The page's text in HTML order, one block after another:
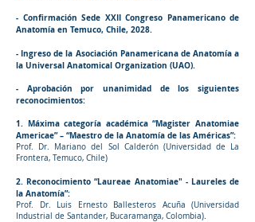
- Confirmación Sede XXII Congreso Panamericano de
Anatomía en Temuco, Chile, 2028.
- Ingreso de la Asociación Panamericana de Anatomía a
la Universal Anatomical Organization (UAO).
- Aprobación por unanimidad de los siguientes
reconocimientos:
1. Máxima categoría académica “Magister Anatomiae
Americae” – “Maestro de la Anatomía de las Américas”:
Prof. Dr. Mariano del Sol Calderón (Universidad de La
Frontera, Temuco, Chile)
2. Reconocimiento “Laureae Anatomiae" - Laureles de
la Anatomía”:
Prof. Dr. Luis Ernesto Ballesteros Acuña (Universidad
Industrial de Santander, Bucaramanga, Colombia).